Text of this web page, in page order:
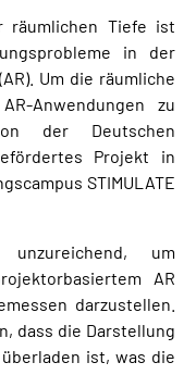
räumlichen Tiefe ist
in der
Um die räumliche
Anwendungen zu
der Deutschen
Projekt in
STIMULATE
um
AR
darzustellen.
dass die Darstellung
ist, was die